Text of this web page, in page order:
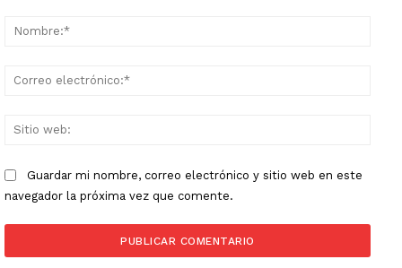
Guardar mi nombre, correo electrónico y sitio web en este
navegador la próxima vez que comente.